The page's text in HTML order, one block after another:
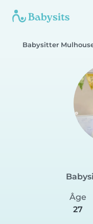
Babysitter
Âge
27